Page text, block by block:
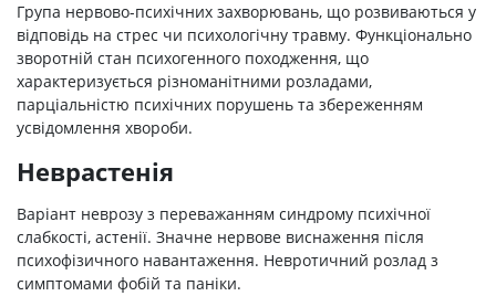
Група нервово-психічних захворювань, що розвиваються у
відповідь на стрес чи психологічну травму. Функціонально
зворотній стан психогенного походження, що
характеризується різноманітними розладами,
парціальністю психічних порушень та збереженням
усвідомлення хвороби.
Неврастенія
Варіант неврозу з переважанням синдрому психічної
слабкості, астенії. Значне нервове виснаження після
психофізичного навантаження. Невротичний розлад з
симптомами фобій та паніки.